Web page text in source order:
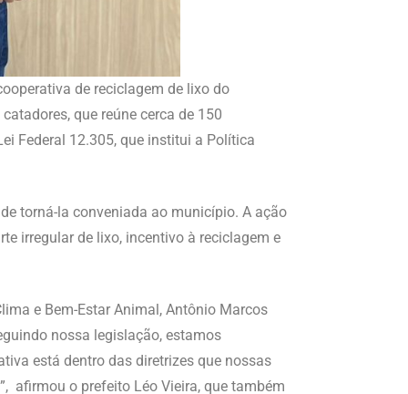
de reciclagem de lixo do
que reúne cerca de 150
Federal 12.305, que institui a Política
torná-la conveniada ao município. A ação
irregular de lixo, incentivo à reciclagem e
e Bem-Estar Animal, Antônio Marcos
nossa legislação, estamos
está dentro das diretrizes que nossas
afirmou o prefeito Léo Vieira, que também